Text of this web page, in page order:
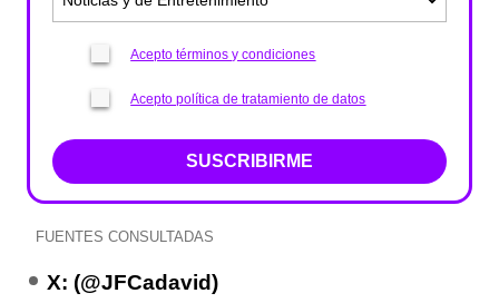
Acepto términos y condiciones
Acepto política de tratamiento de datos
SUSCRIBIRME
FUENTES CONSULTADAS
X: (@JFCadavid)